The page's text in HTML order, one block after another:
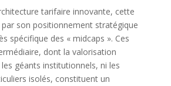
tarifaire innovante, cette
par son positionnement stratégique
spécifique des « midcaps ». Ces
dont la valorisation
géants institutionnels, ni les
isolés, constituent un